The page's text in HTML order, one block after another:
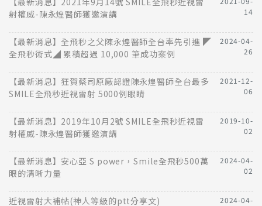
射權威-陳永煌醫師獲邀演講
14
【最新消息】全飛秒之父陳永煌醫師全台率先引進 ◤
全飛秒術式◢ 累積超過 10,000 筆成功案例
2024-04-
26
【最新消息】狂賀蔡司原廠認證陳永煌醫師全台最多
SMILE全飛秒近視雷射 5000例眼睛
2021-12-
06
【最新消息】2019年10月2號 SMILE全飛秒近視雷
射權威-陳永煌醫師獲邀演講
2019-10-
02
【最新消息】安心亞 S power，Smile全飛秒500萬
眼的清晰力量
2024-04-
02
近視雷射大補帖(神人等級的ptt分享文)
2024-04-